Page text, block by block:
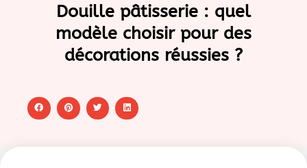
Douille pâtisserie : quel
modèle choisir pour des
décorations réussies ?